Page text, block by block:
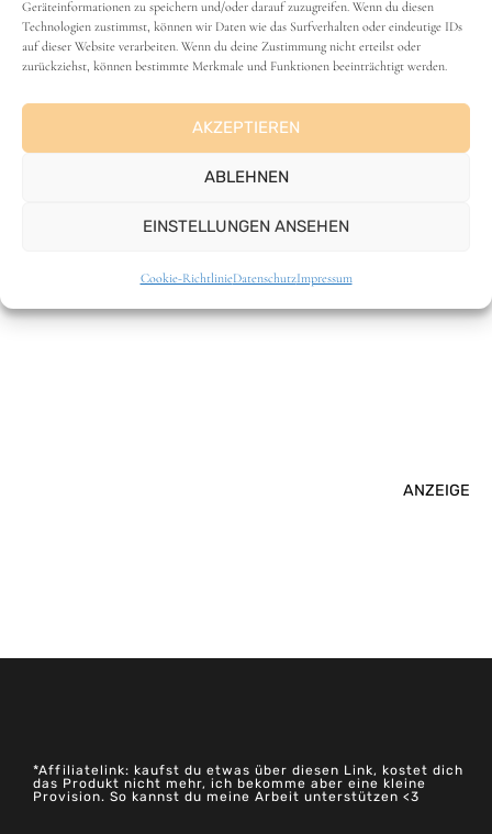
Geräteinformationen zu speichern und/oder darauf zuzugreifen. Wenn du diesen
Technologien zustimmst, können wir Daten wie das Surfverhalten oder eindeutige IDs
auf dieser Website verarbeiten. Wenn du deine Zustimmung nicht erteilst oder
zurückziehst, können bestimmte Merkmale und Funktionen beeinträchtigt werden.
AKZEPTIEREN
ABLEHNEN
EINSTELLUNGEN ANSEHEN
Cookie-RichtlinieDatenschutzImpressum
ANZEIGE
*Affiliatelink: kaufst du etwas über diesen Link, kostet dich
das Produkt nicht mehr, ich bekomme aber eine kleine
Provision. So kannst du meine Arbeit unterstützen <3